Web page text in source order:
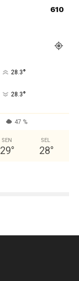
610
28.3°
28.3°
47 %
SEN
29°
SEL
28°